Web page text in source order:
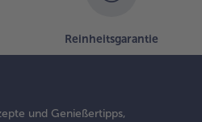
Reinheitsgarantie
und Genießertipps,